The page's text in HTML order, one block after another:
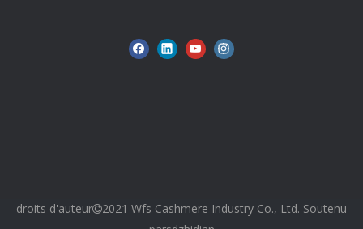
droits d'auteur2021 Wfs Cashmere Industry Co., Ltd. Soutenu